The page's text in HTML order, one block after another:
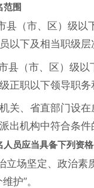
范围
县（市、区）级以
以下及相当职级层
县（市、区）级以
正职以下领导职务
关、省直部门设
出机构中符合条件
人员应当具备下列资
立场坚定、政治素
护”。